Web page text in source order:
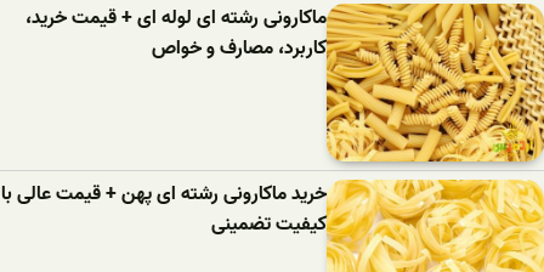
ماکارونی رشته ای لوله ای + قیمت خرید،
کاربرد، مصارف و خواص
خرید ماکارونی رشته ای پهن + قیمت عالی با
کیفیت تضمینی